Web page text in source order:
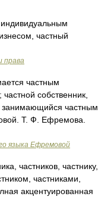
частный
права
частным
собственник,
занимающийся частным
Т. Ф. Ефремова.
языка Ефремовой
частников, частнику,
частниками,
акцентуированная